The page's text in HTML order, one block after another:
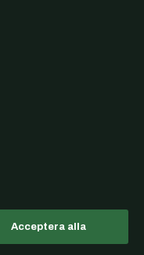
Acceptera alla